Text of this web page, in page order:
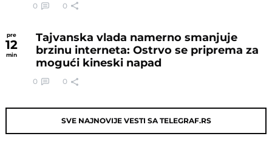
0 0
pre
12
min
Tajvanska vlada namerno smanjuje
brzinu interneta: Ostrvo se priprema za
mogući kineski napad
0 0
SVE NAJNOVIJE VESTI SA TELEGRAF.RS